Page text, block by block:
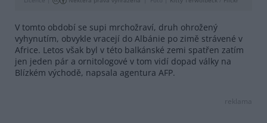
V tomto období se supi mrchožraví, druh ohrožený
vyhynutím, obvykle vracejí do Albánie po zimě strávené v
Africe. Letos však byl v této balkánské zemi spatřen zatím
jen jeden pár a ornitologové v tom vidí dopad války na
Blízkém východě, napsala agentura AFP.
reklama